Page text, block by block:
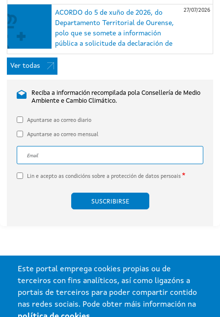
Este portal emprega cookies propias ou de
terceiros con fins analíticos, así como ligazóns a
portais de terceiros para poder compartir contido
nas redes sociais. Pode obter máis información na
Repotenciación Barbanza II (expediente
IN408A 2025/006), situados nos
concellos do Porto do Son, A Pobra do
Caramiñal e Boiro (A Coruña).
concesión de ocupación de dominio
público marítimo-terrestre para caseta
de salvamento, duchas e lavapés na
praia de Gandarío, no concello de
Bergondo (A Coruña).
ACORDO do 5 de xuño de 2026, do
Departamento Territorial de Ourense,
polo que se somete a información
pública a solicitude da declaración de
utilidade pública, en concreto, coa
proxecto do parque eólico Xesteirón,
Montederramo (Ourense), promovido
(expediente IN408A 2020/032B).
27/07/2026
Ver todas
Reciba a información recompilada pola Consellería de Medio
Ambiente e Cambio Climático.
Apuntarse ao correo diario
Apuntarse ao correo mensual
Lin e acepto as condicións sobre a protección de datos persoais